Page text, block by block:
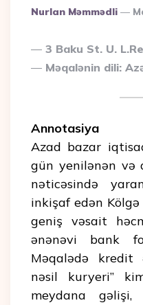
Posted
Nurlan Məmmədli
3 Baku St. U.
Məqalənin dili:
Annotasiya
Azad bazar
gün yenilənən və
nəticəsində
inkişaf edən Kölgə
geniş vəsait
ənənəvi bank
Məqalədə kredit
nəsil kuryeri”
meydana gəlişi,